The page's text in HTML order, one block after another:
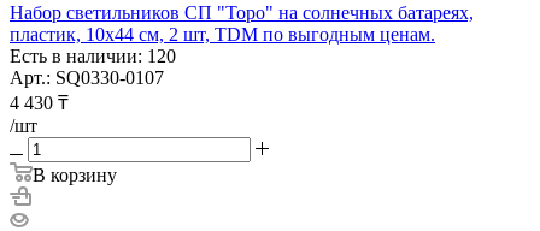
Набор светильников СП "Торо" на солнечных батареях,
пластик, 10х44 cм, 2 шт, TDM по выгодным ценам.
Есть в наличии: 120
Арт.: SQ0330-0107
4 430 ₸
/шт
В корзину